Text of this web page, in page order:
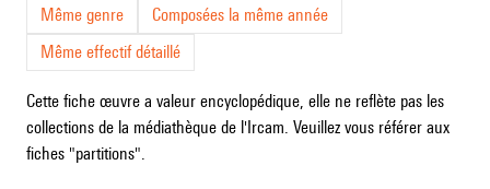
Même genre
Composées la même année
Même effectif détaillé
Cette fiche œuvre a valeur encyclopédique, elle ne reflète pas les
collections de la médiathèque de l'Ircam. Veuillez vous référer aux
fiches "partitions".